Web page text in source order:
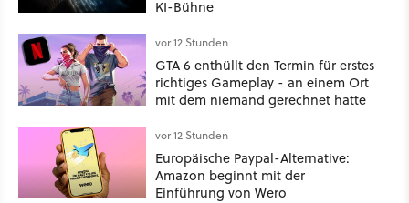
KI-Bühne
vor 12 Stunden
GTA 6 enthüllt den Termin für erstes
richtiges Gameplay - an einem Ort
mit dem niemand gerechnet hatte
vor 12 Stunden
Europäische Paypal-Alternative:
Amazon beginnt mit der
Einführung von Wero